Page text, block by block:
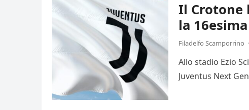
Il Crotone
la
Filadelfo Scamporrino ·
Allo stadio Ezio
Juventus Next